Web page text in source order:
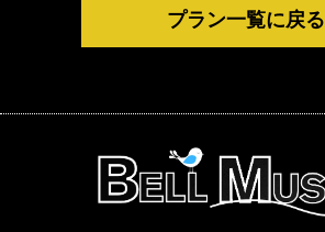
プラン一覧に戻る